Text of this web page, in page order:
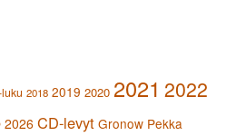
2018 2019 2020 2021 2022
2026 CD-levyt Gronow Pekka